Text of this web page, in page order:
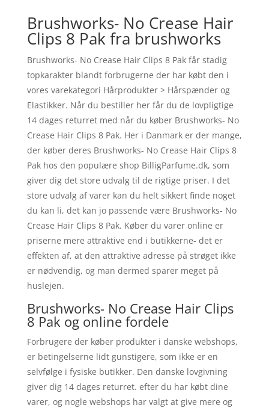
Brushworks- No Crease Hair
Clips 8 Pak fra brushworks
Brushworks- No Crease Hair Clips 8 Pak får stadig
topkarakter blandt forbrugerne der har købt den i
vores varekategori Hårprodukter > Hårspænder og
Elastikker. Når du bestiller her får du de lovpligtige
14 dages returret med når du køber Brushworks- No
Crease Hair Clips 8 Pak. Her i Danmark er der mange,
der køber deres Brushworks- No Crease Hair Clips 8
Pak hos den populære shop BilligParfume.dk, som
giver dig det store udvalg til de rigtige priser. I det
store udvalg af varer kan du helt sikkert finde noget
du kan li, det kan jo passende være Brushworks- No
Crease Hair Clips 8 Pak. Køber du varer online er
priserne mere attraktive end i butikkerne- det er
effekten af, at den attraktive adresse på strøget ikke
er nødvendig, og man dermed sparer meget på
huslejen.
Brushworks- No Crease Hair Clips
8 Pak og online fordele
Forbrugere der køber produkter i danske webshops,
er betingelserne lidt gunstigere, som ikke er en
selvfølge i fysiske butikker. Den danske lovgivning
giver dig 14 dages returret. efter du har købt dine
varer, og nogle webshops har valgt at give mere og